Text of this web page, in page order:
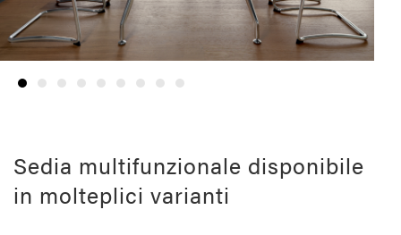
Sedia multifunzionale disponibile
in molteplici varianti